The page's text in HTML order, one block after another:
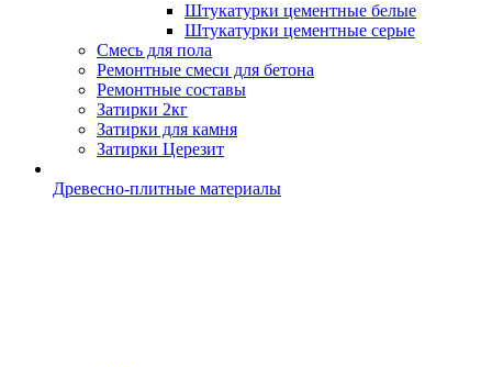
Штукатурки цементные белые
Штукатурки цементные серые
Смесь для пола
Ремонтные смеси для бетона
Ремонтные составы
Затирки 2кг
Затирки для камня
Затирки Церезит
Древесно-плитные материалы